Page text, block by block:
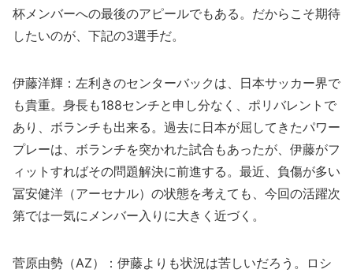
杯メンバーへの最後のアピールでもある。だからこそ期待
したいのが、下記の3選手だ。
伊藤洋輝：左利きのセンターバックは、日本サッカー界で
も貴重。身長も188センチと申し分なく、ポリバレントで
あり、ボランチも出来る。過去に日本が屈してきたパワー
プレーは、ボランチを突かれた試合もあったが、伊藤がフ
ィットすればその問題解決に前進する。最近、負傷が多い
冨安健洋（アーセナル）の状態を考えても、今回の活躍次
第では一気にメンバー入りに大きく近づく。
菅原由勢（AZ）：伊藤よりも状況は苦しいだろう。ロシ